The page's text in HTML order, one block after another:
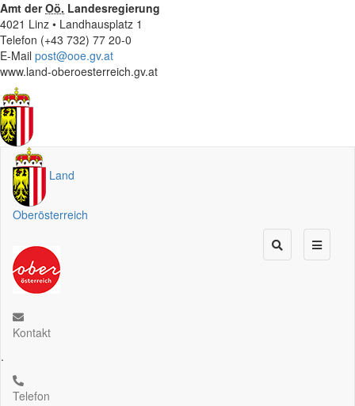
Amt derOö. Landesregierung
4021 Linz • Landhausplatz 1
Telefon (+43 732) 77 20-0
E-Mail post@ooe.gv.at
www.land-oberoesterreich.gv.at
Land
Oberösterreich
Kontakt
.
Telefon